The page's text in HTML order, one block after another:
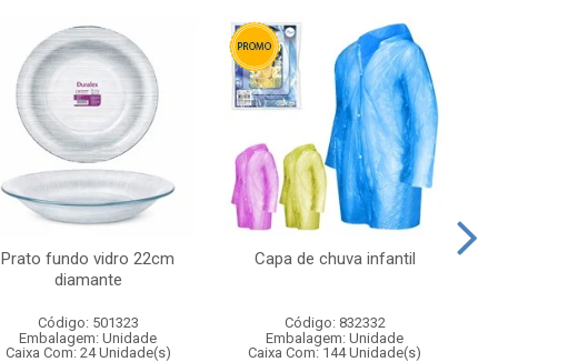
Prato fundo vidro 22cm
diamante
Código: 501323
Embalagem: Unidade
Caixa Com: 24 Unidade(s)
Capa de chuva infantil
Código: 832332
Embalagem: Unidade
Caixa Com: 144 Unidade(s)